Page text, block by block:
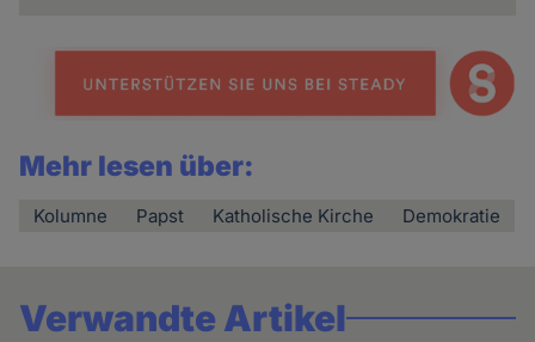
Mehr lesen über:
Kolumne Papst Katholische Kirche Demokratie
Verwandte Artikel